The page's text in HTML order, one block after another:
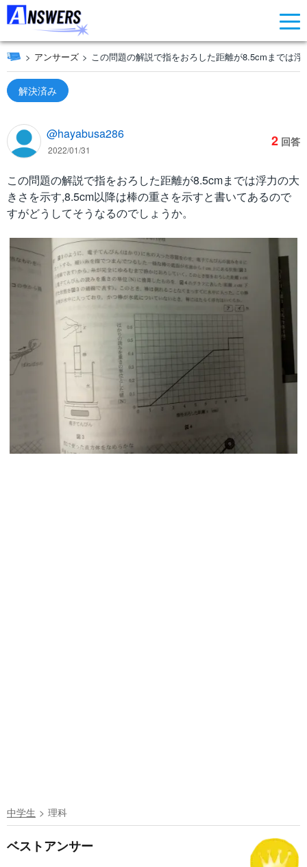
アンサーズ この問題の解説で指をおろした距離が8.5cmまでは
解決済み
@hayabusa286
2022/01/31
2 回答
この問題の解説で指をおろした距離が8.5cmまでは浮力の大
きさを示す,8.5cm以降は棒の重さを示すと書いてあるので
すがどうしてそうなるのでしょうか。
中学生 理科
ベストアンサー